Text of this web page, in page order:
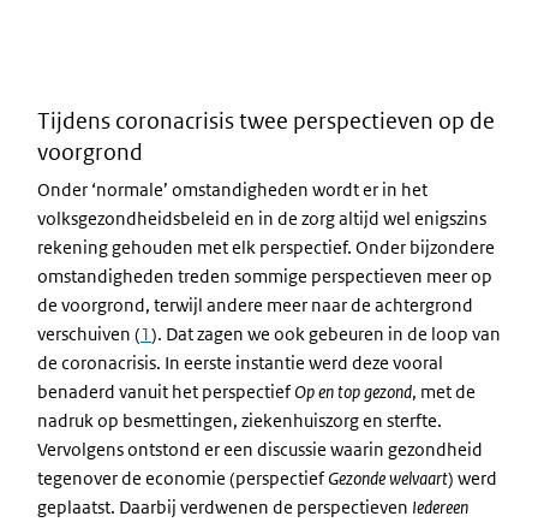
Tijdens coronacrisis twee perspectieven op de
voorgrond
Onder ‘normale’ omstandigheden wordt er in het
volksgezondheidsbeleid en in de zorg altijd wel enigszins
rekening gehouden met elk perspectief. Onder bijzondere
omstandigheden treden sommige perspectieven meer op
de voorgrond, terwijl andere meer naar de achtergrond
verschuiven (1). Dat zagen we ook gebeuren in de loop van
de coronacrisis. In eerste instantie werd deze vooral
benaderd vanuit het perspectiefOp en top gezond, met de
nadruk op besmettingen, ziekenhuiszorg en sterfte.
Vervolgens ontstond er een discussie waarin gezondheid
tegenover de economie (perspectiefGezonde welvaart) werd
geplaatst. Daarbij verdwenen de perspectieven Iedereen